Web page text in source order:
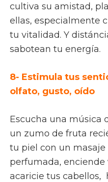
cultiva su amistad,
ellas, especialmente
tu vitalidad. Y
sabotean tu energía.
8- Estimula tus
olfato, gusto, oído
Escucha una música
un zumo de fruta
tu piel con un masaje
perfumada, enciende
acaricie tus cabellos,